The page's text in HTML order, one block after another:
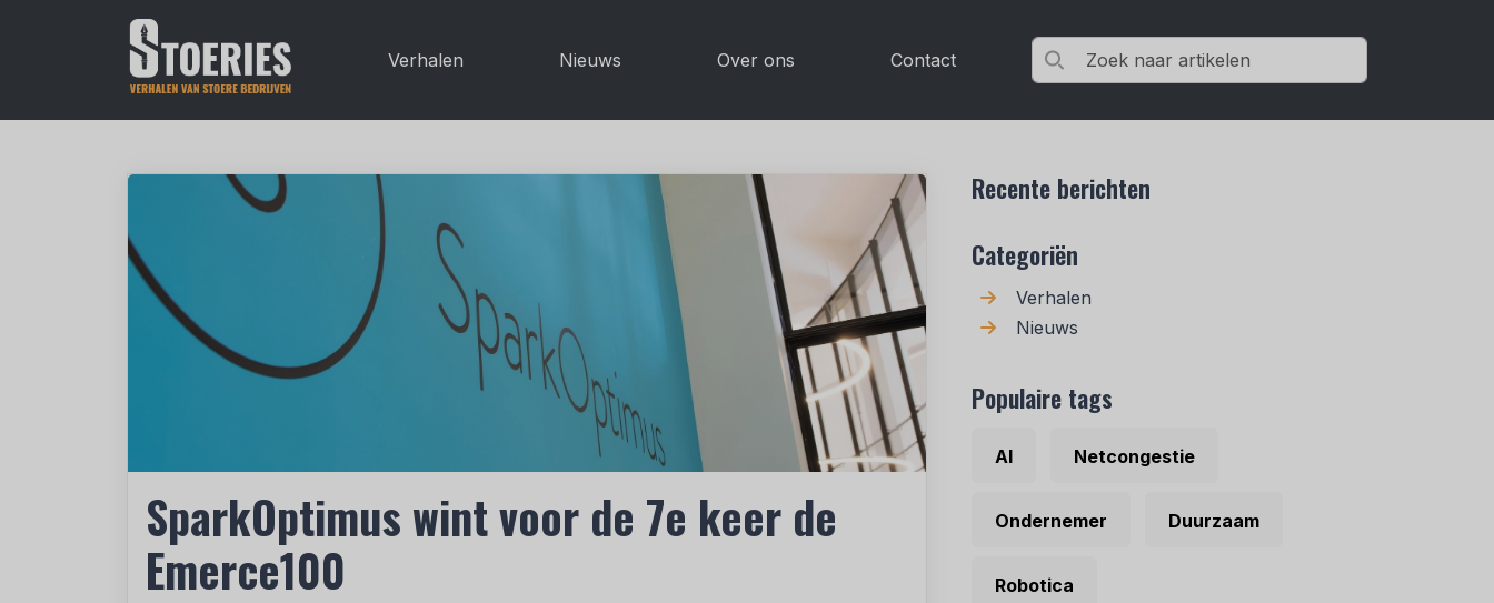
Verhalen Nieuws Over ons Contact
SparkOptimus wint voor de 7e keer de
Emerce100
Recente berichten
Categoriën
Verhalen
Nieuws
Populaire tags
AI Netcongestie
Ondernemer Duurzaam
Robotica